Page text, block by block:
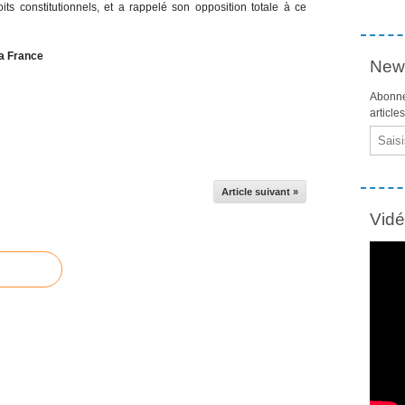
constitutionnels, et a rappelé son opposition totale à ce
France
Article suivant »
Email